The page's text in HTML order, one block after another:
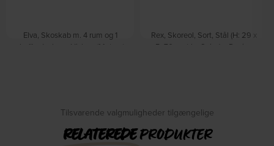
Elva, Skoskab m. 4 rum og 1
skuffe, Jackson Hickory/Matsort
Rex, Skoreol, Sort, Stål (H: 29 x
B: 70 cm.) by Spinder Design
Tilsvarende valgmuligheder tilgængelige
RELATEREDEPRODUKTER